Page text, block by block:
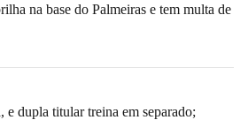
na base do Palmeiras e tem multa de
e dupla titular treina em separado;